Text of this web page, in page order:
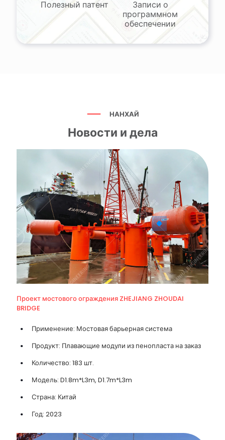
Полезный патент
Записи о
программном
обеспечении
НАНХАЙ
Новости и дела
Проект мостового ограждения ZHEJIANG ZHOUDAI
BRIDGE
Применение: Мостовая барьерная система
Продукт: Плавающие модули из пенопласта на заказ
Количество: 183 шт.
Модель: D1.8m*L3m, D1.7m*L3m
Страна: Китай
Год: 2023